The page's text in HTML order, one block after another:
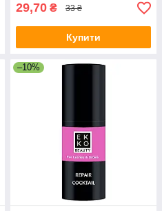
29,70 ₴ 33 ₴
Купити
–10%